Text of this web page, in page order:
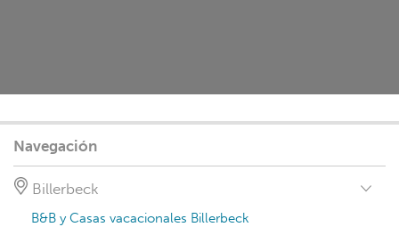
Navegación
Billerbeck
B&B y Casas vacacionales Billerbeck